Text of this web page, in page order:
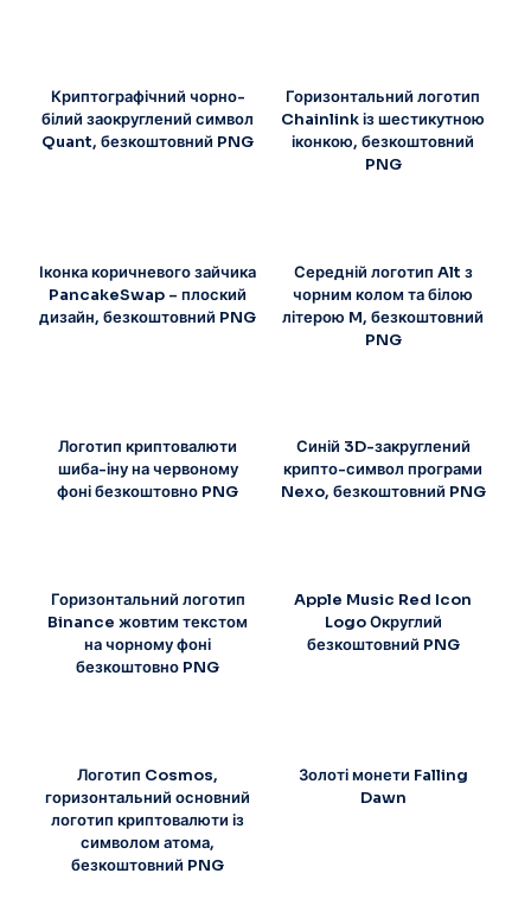
Криптографічний чорно-
білий заокруглений символ
Quant, безкоштовний PNG
Горизонтальний логотип
Chainlink із шестикутною
іконкою, безкоштовний
PNG
Іконка коричневого зайчика
PancakeSwap – плоский
дизайн, безкоштовний PNG
Середній логотип Alt з
чорним колом та білою
літерою M, безкоштовний
PNG
Логотип криптовалюти
шиба-іну на червоному
фоні безкоштовно PNG
Синій 3D-закруглений
крипто-символ програми
Nexo, безкоштовний PNG
Горизонтальний логотип
Binance жовтим текстом
на чорному фоні
безкоштовно PNG
Apple Music Red Icon
Logo Округлий
безкоштовний PNG
Логотип Cosmos,
горизонтальний основний
логотип криптовалюти із
символом атома,
безкоштовний PNG
Золоті монети Falling
Dawn